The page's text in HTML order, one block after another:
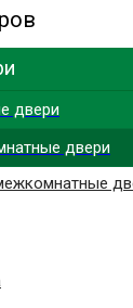
ближайший
двери
двери